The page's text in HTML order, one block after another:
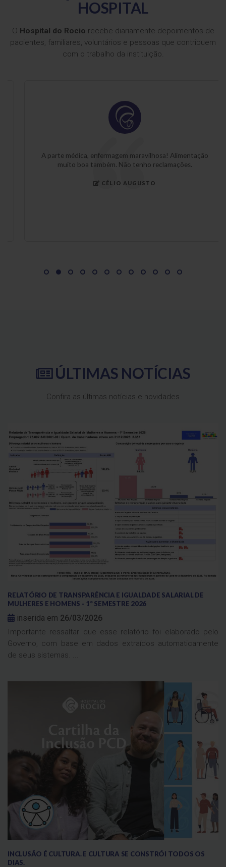
HOSPITAL
O Hospital do Rocio recebe diariamente depoimentos de
pacientes, familiares, voluntários e pessoas que contribuem
com o trabalho da instituição.
A parte médica, enfermagem maravilhosa! Alimentação
muito boa também. Não tenho reclamações.
CÉLIO AUGUSTO
ÚLTIMAS NOTÍCIAS
Confira as últimas notícias e novidades
RELATÓRIO DE TRANSPARÊNCIA E IGUALDADE SALARIAL DE
MULHERES E HOMENS - 1º SEMESTRE 2026
inserida em 26/03/2026
Importante ressaltar que esse relatório foi elaborado pelo
Governo, com base em dados extraídos automaticamente
de seus sistemas. ...
INCLUSÃO É CULTURA. E CULTURA SE CONSTRÓI TODOS OS
DIAS.